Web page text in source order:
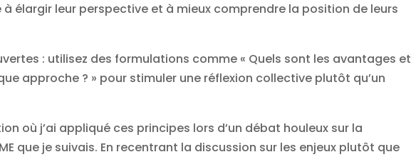
à élargir leur perspective et à mieux comprendre la position de leurs
: utilisez des formulations comme « Quels sont les avantages et
approche ? » pour stimuler une réflexion collective plutôt qu’un
où j’ai appliqué ces principes lors d’un débat houleux sur la
que je suivais. En recentrant la discussion sur les enjeux plutôt que